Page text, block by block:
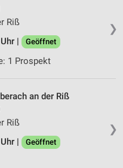
❯
Riß
|
Geöffnet
1 Prospekt
❯
an der Riß
Riß
|
Geöffnet